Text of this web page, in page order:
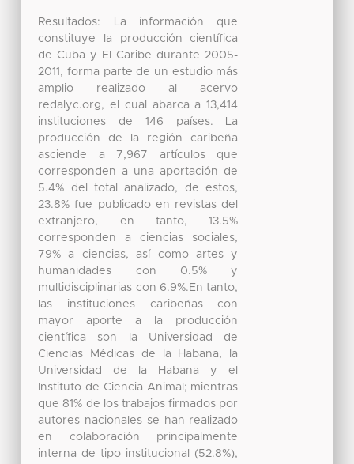
Resultados: La información que
constituye la producción científica
de Cuba y El Caribe durante 2005-
2011, forma parte de un estudio más
amplio realizado al acervo
redalyc.org, el cual abarca a 13,414
instituciones de 146 países. La
producción de la región caribeña
asciende a 7,967 artículos que
corresponden a una aportación de
5.4% del total analizado, de estos,
23.8% fue publicado en revistas del
extranjero, en tanto, 13.5%
corresponden a ciencias sociales,
79% a ciencias, así como artes y
humanidades con 0.5% y
multidisciplinarias con 6.9%.En tanto,
las instituciones caribeñas con
mayor aporte a la producción
científica son la Universidad de
Ciencias Médicas de la Habana, la
Universidad de la Habana y el
Instituto de Ciencia Animal; mientras
que 81% de los trabajos firmados por
autores nacionales se han realizado
en colaboración principalmente
interna de tipo institucional (52.8%),